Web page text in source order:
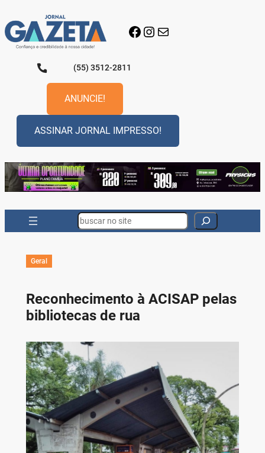
para
o
conteúdo
Facebook
Instagram
E-mail
(55) 3512-2811
ANUNCIE!
ASSINAR JORNAL IMPRESSO!
Search
Geral
Reconhecimento à ACISAP pelas
bibliotecas de rua